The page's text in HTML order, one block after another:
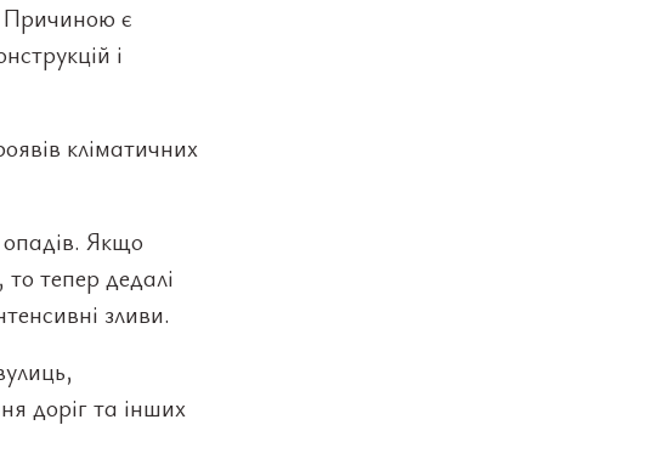
Причиною є
і
кліматичних
Якщо
тепер дедалі
зливи.
доріг та інших